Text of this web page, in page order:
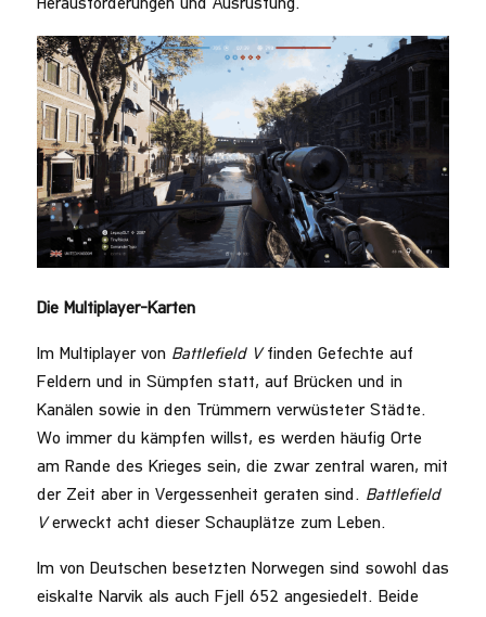
Herausforderungen und Ausrüstung.
Die Multiplayer-Karten
Im Multiplayer von Battlefield Vfinden Gefechte auf
Feldern und in Sümpfen statt, auf Brücken und in
Kanälen sowie in den Trümmern verwüsteter Städte.
Wo immer du kämpfen willst, es werden häufig Orte
am Rande des Krieges sein, die zwar zentral waren, mit
der Zeit aber in Vergessenheit geraten sind. Battlefield
Verweckt acht dieser Schauplätze zum Leben.
Im von Deutschen besetzten Norwegen sind sowohl das
eiskalte Narvik als auch Fjell 652 angesiedelt. Beide